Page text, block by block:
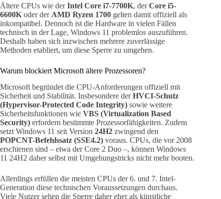
Ältere CPUs wie derIntel Core i7-7700K, derCore i5-
6600K oder der AMD Ryzen 1700 gelten damit offiziell als
inkompatibel. Dennoch ist die Hardware in vielen Fällen
technisch in der Lage, Windows 11 problemlos auszuführen.
Deshalb haben sich inzwischen mehrere zuverlässige
Methoden etabliert, um diese Sperre zu umgehen.
Warum blockiert Microsoft ältere Prozessoren?
Microsoft begründet die CPU-Anforderungen offiziell mit
Sicherheit und Stabilität. Insbesondere derHVCI-Schutz
(Hypervisor-Protected Code Integrity) sowie weitere
Sicherheitsfunktionen wie VBS (Virtualization Based
Security) erfordern bestimmte Prozessorfähigkeiten. Zudem
setzt Windows 11 seit Version 24H2 zwingend den
POPCNT-Befehlssatz (SSE4.2) voraus. CPUs, die vor 2008
erschienen sind – etwa der Core 2 Duo –, können Windows
11 24H2 daher selbst mit Umgehungstricks nicht mehr booten.
Allerdings erfüllen die meisten CPUs der 6. und 7. Intel-
Generation diese technischen Voraussetzungen durchaus.
Viele Nutzer sehen die Sperre daher eher als künstliche